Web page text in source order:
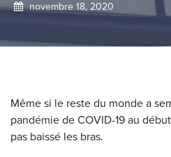
novembre 18, 2020
Même si le reste du monde a
pandémie de COVID-19 au
pas baissé les bras.